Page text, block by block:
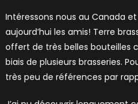
Intéressons nous au Canada
aujourd’hui les amis! Terre
offert de très belles bouteilles
biais de plusieurs brasseries.
très peu de références par